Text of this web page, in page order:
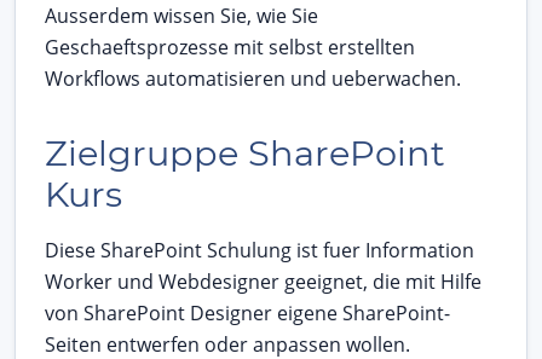
Ausserdem wissen Sie, wie Sie
Geschaeftsprozesse mit selbst erstellten
Workflows automatisieren und ueberwachen.
Zielgruppe SharePoint
Kurs
Diese SharePoint Schulung ist fuer Information
Worker und Webdesigner geeignet, die mit Hilfe
von SharePoint Designer eigene SharePoint-
Seiten entwerfen oder anpassen wollen.